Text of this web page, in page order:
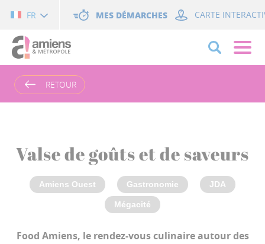
FR MES DÉMARCHES CARTE
RETOUR
Valse de goûts et de saveurs
Amiens Ouest Gastronomie JDA
Mégacité
Food Amiens, le rendez-vous culinaire autour des